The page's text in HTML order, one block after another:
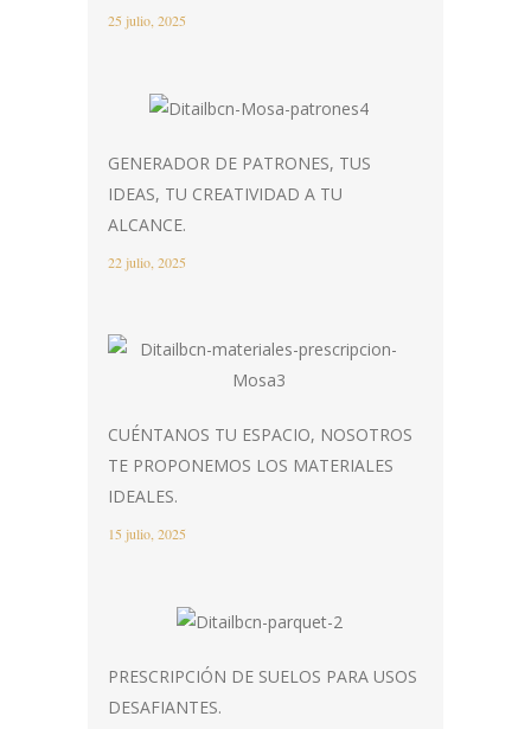
25 julio, 2025
GENERADOR DE PATRONES, TUS
IDEAS, TU CREATIVIDAD A TU
ALCANCE.
22 julio, 2025
CUÉNTANOS TU ESPACIO, NOSOTROS
TE PROPONEMOS LOS MATERIALES
IDEALES.
15 julio, 2025
PRESCRIPCIÓN DE SUELOS PARA USOS
DESAFIANTES.